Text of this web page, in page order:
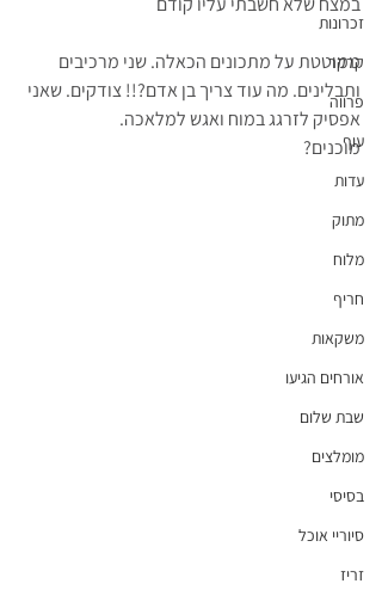
זכרונות
קרקר
פרווה
עוף
עדות
מתוק
מלוח
חריף
משקאות
אורחים הגיעו
שבת שלום
מומלצים
בסיסי
סיוריי אוכל
זריז
ממוטטת על מתכונים הכאלה. שני מרכיבים
ותבלינים. מה עוד צריך בן אדם?!! צודקים. שאני
אפסיק לזרגג במוח ואגש למלאכה.
מוכנים?